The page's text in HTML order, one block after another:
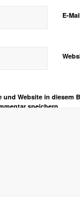
E-
und Website in diesem
speichern.